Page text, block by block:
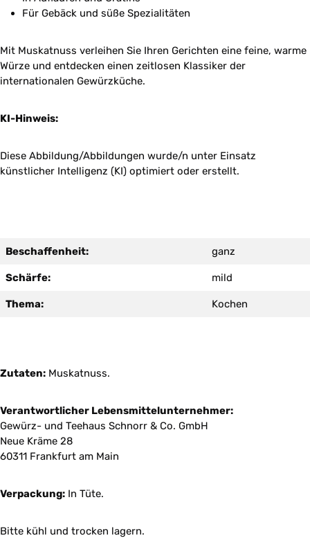
Für Gebäck und süße Spezialitäten
Mit Muskatnuss verleihen Sie Ihren Gerichten eine feine, warme
Würze und entdecken einen zeitlosen Klassiker der
internationalen Gewürzküche.
KI-Hinweis:
Diese Abbildung/Abbildungen wurde/n unter Einsatz
künstlicher Intelligenz (KI) optimiert oder erstellt.
Beschaffenheit: ganz
Schärfe: mild
Thema: Kochen
Zutaten: Muskatnuss.
Verantwortlicher Lebensmittelunternehmer:
Gewürz- und Teehaus Schnorr & Co. GmbH
Neue Kräme 28
60311 Frankfurt am Main
Verpackung: In Tüte.
Bitte kühl und trocken lagern.